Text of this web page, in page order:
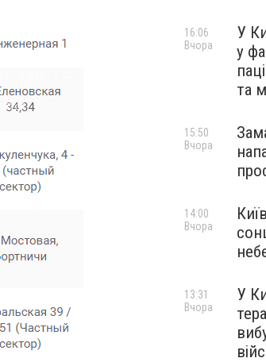
У
у
та
16:06
Вчора
15:50
Вчора
14:00
Вчора
У
13:31
Вчора